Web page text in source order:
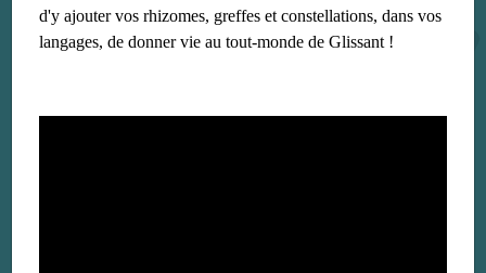
d'y ajouter vos rhizomes, greffes et constellations, dans vos
langages, de donner vie au tout-monde de Glissant !